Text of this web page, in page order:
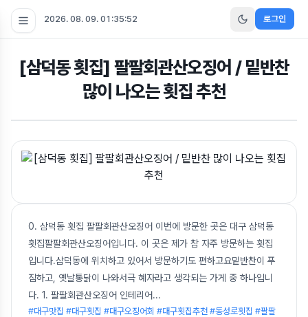
2026. 08. 09. 01:35:53 로그인
[삼덕동 횟집] 팔팔회관산오징어 / 밑반찬
많이 나오는 횟집 추천
0. 삼덕동 횟집 팔팔회관산오징어 이번에 방문한 곳은 대구 삼덕동
횟집팔팔회관산오징어입니다. 이 곳은 제가 참 자주 방문하는 횟집
입니다.삼덕동에 위치하고 있어서 방문하기도 편하고요밑반찬이 푸
짐하고, 옛날통닭이 나와서극 혜자라고 생각되는 가게 중 하나입니
다. 1. 팔팔회관산오징어 인테리어...
#대구맛집 #대구횟집 #대구오징어회 #대구횟집추천 #동성로횟집 #팔팔